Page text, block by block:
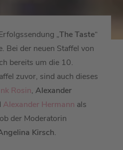
„The Taste“
Bei der neuen Staffel von
bereits um die 10.
zuvor, sind auch dieses
Rosin, Alexander
Alexander Hermann als
der Moderatorin
Kirsch.